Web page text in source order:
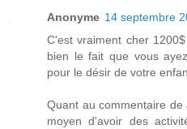
Anonyme 14 septembre
C'est vraiment cher
bien le fait que vous
pour le désir de votre
Quant au commentaire
moyen d'avoir des